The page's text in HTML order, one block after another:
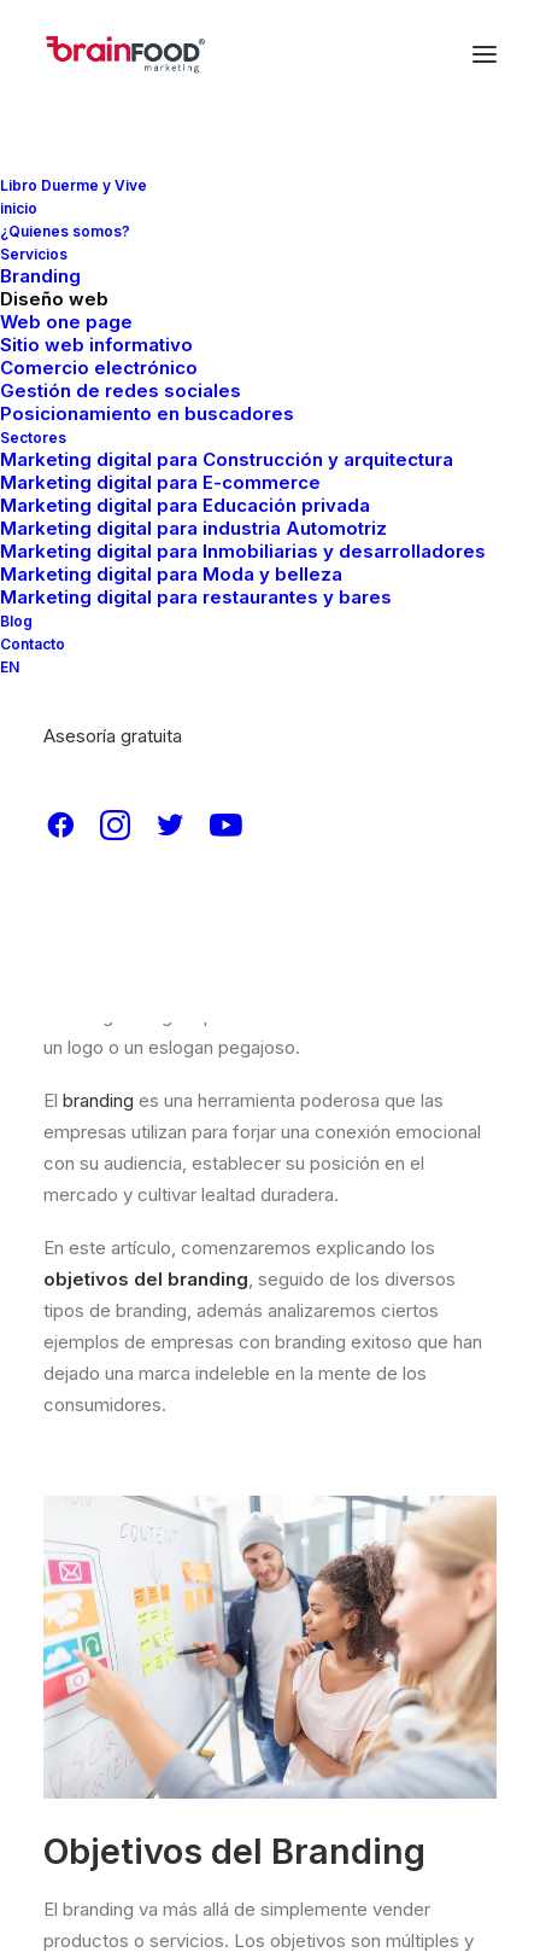
Libro Duerme y Vive
inicio
¿Quienes somos?
Servicios
Branding
Diseño web
Web one page
Sitio web informativo
Comercio electrónico
Gestión de redes sociales
Posicionamiento en buscadores
Sectores
Marketing digital para Construcción y arquitectura
Marketing digital para E-commerce
Marketing digital para Educación privada
Marketing digital para industria Automotriz
Marketing digital para Inmobiliarias y desarrolladores
Marketing digital para Moda y belleza
Marketing digital para restaurantes y bares
Blog
Contacto
EN
Asesoría gratuita
In
Tipos de Branding y
Ejemplos
FMCreador
un logo o un eslogan pegajoso.
El branding es una herramienta poderosa que las
empresas utilizan para forjar una conexión emocional
con su audiencia, establecer su posición en el
mercado y cultivar lealtad duradera.
En este artículo, comenzaremos explicando los
objetivos del branding, seguido de los diversos
tipos de branding, además analizaremos ciertos
ejemplos de empresas con branding exitoso que han
dejado una marca indeleble en la mente de los
consumidores.
Objetivos del Branding
El branding va más allá de simplemente vender
productos o servicios. Los objetivos son múltiples y